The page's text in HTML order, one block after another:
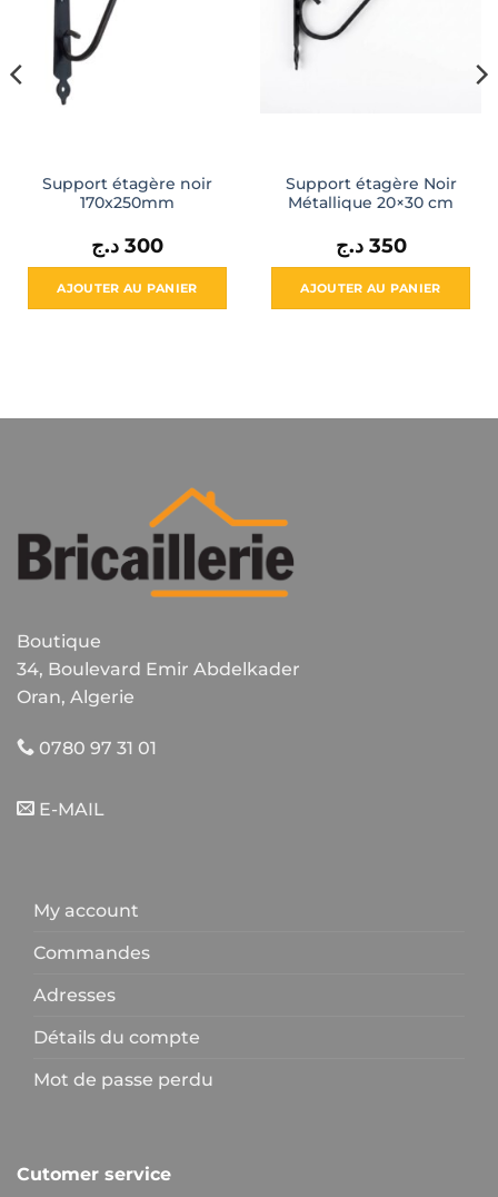
Support étagère noir
170x250mm
300 د.ج
AJOUTER AU PANIER
Support étagère Noir
Métallique 20×30 cm
350 د.ج
AJOUTER AU PANIER
Boutique
34, Boulevard Emir Abdelkader
Oran, Algerie
0780 97 31 01
E-MAIL
My account
Commandes
Adresses
Détails du compte
Mot de passe perdu
Cutomer service